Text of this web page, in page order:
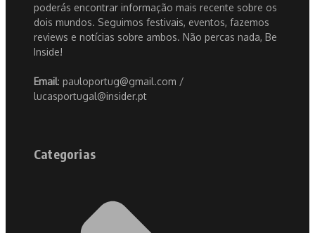
poderás encontrar informação mais recente sobre os
dois mundos. Seguimos festivais, eventos, fazemos
reviews e notícias sobre ambos. Não percas nada, Be
Inside!
Email: pauloportug@gmail.com /
lucasportugal@insider.pt
Categorias